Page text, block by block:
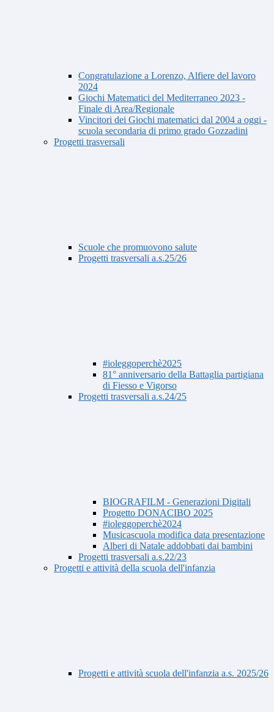
Congratulazione a Lorenzo, Alfiere del lavoro
2024
Giochi Matematici del Mediterraneo 2023 -
Finale di Area/Regionale
Vincitori dei Giochi matematici dal 2004 a oggi -
scuola secondaria di primo grado Gozzadini
Progetti trasversali
Scuole che promuovono salute
Progetti trasversali a.s.25/26
#ioleggoperchè2025
81° anniversario della Battaglia partigiana
di Fiesso e Vigorso
Progetti trasversali a.s.24/25
BIOGRAFILM - Generazioni Digitali
Progetto DONACIBO 2025
#ioleggoperchè2024
Musicascuola modifica data presentazione
Alberi di Natale addobbati dai bambini
Progetti trasversali a.s.22/23
Progetti e attività della scuola dell'infanzia
Progetti e attività scuola dell'infanzia a.s. 2025/26